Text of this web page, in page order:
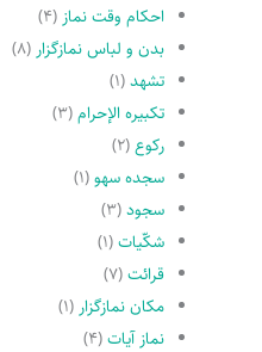
احکام وقت نماز (۴)
بدن و لباس نمازگزار (۸)
تشهد(۱)
تکبیره الإحرام(۳)
رکوع(۲)
سجده سهو(۱)
سجود(۳)
شکّیات(۱)
قرائت(۷)
مکان نمازگزار (۱)
نماز آیات(۴)